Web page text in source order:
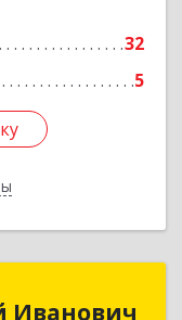
32
5
Иванович
Иванович